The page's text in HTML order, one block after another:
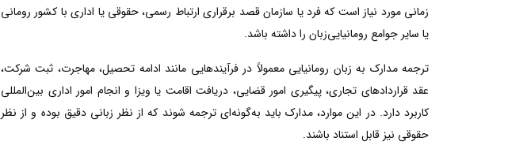
زمانی مورد نیاز است که فرد یا سازمان قصد برقراری ارتباط رسمی، حقوقی یا اداری با کشور رومانی
یا سایر جوامع رومانیایی‌زبان را داشته باشد.
ترجمه مدارک به زبان رومانیایی معمولاً در فرآیندهایی مانند ادامه تحصیل، مهاجرت، ثبت شرکت،
عقد قراردادهای تجاری، پیگیری امور قضایی، دریافت اقامت یا ویزا و انجام امور اداری بین‌المللی
کاربرد دارد. در این موارد، مدارک باید به‌گونه‌ای ترجمه شوند که از نظر زبانی دقیق بوده و از نظر
حقوقی نیز قابل استناد باشند.